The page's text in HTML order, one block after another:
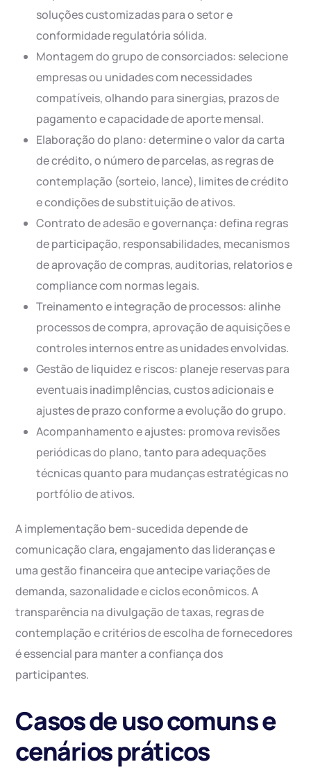
soluções customizadas para o setor e
conformidade regulatória sólida.
Montagem do grupo de consorciados: selecione
empresas ou unidades com necessidades
compatíveis, olhando para sinergias, prazos de
pagamento e capacidade de aporte mensal.
Elaboração do plano: determine o valor da carta
de crédito, o número de parcelas, as regras de
contemplação (sorteio, lance), limites de crédito
e condições de substituição de ativos.
Contrato de adesão e governança: defina regras
de participação, responsabilidades, mecanismos
de aprovação de compras, auditorias, relatorios e
compliance com normas legais.
Treinamento e integração de processos: alinhe
processos de compra, aprovação de aquisições e
controles internos entre as unidades envolvidas.
Gestão de liquidez e riscos: planeje reservas para
eventuais inadimplências, custos adicionais e
ajustes de prazo conforme a evolução do grupo.
Acompanhamento e ajustes: promova revisões
periódicas do plano, tanto para adequações
técnicas quanto para mudanças estratégicas no
portfólio de ativos.
A implementação bem-sucedida depende de
comunicação clara, engajamento das lideranças e
uma gestão financeira que antecipe variações de
demanda, sazonalidade e ciclos econômicos. A
transparência na divulgação de taxas, regras de
contemplação e critérios de escolha de fornecedores
é essencial para manter a confiança dos
participantes.
Casos de uso comuns e
cenários práticos